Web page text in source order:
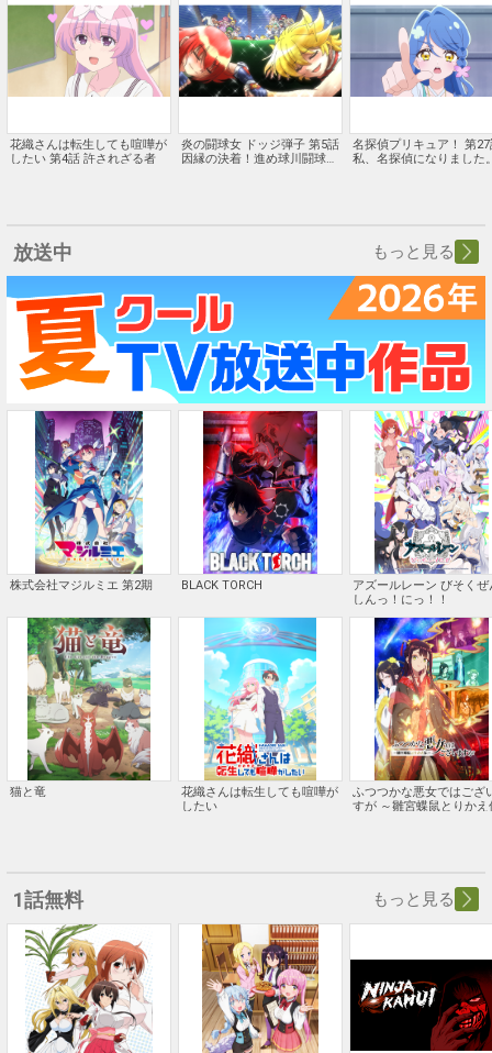
花織さんは転生しても喧嘩が
したい 第4話 許されざる者
炎の闘球女 ドッジ弾子 第5話
因縁の決着！進め球川闘球
名探偵プリキュア！ 第27
私、名探偵になりました
放送中 もっと見る
株式会社マジルミエ 第2期
猫と竜
BLACK TORCH
花織さんは転生しても喧嘩が
したい
アズールレーン びそくぜ
しんっ！にっ！！
ふつつかな悪女ではござ
すが ～雛宮蝶鼠とりかえ
1話無料 もっと見る